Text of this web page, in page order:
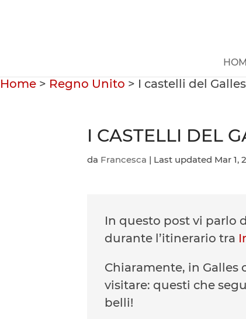
Home > Regno Unito > I castelli del
I CASTELLI DEL
da Francesca | Last updated Mar 1,
In questo post vi parlo
durante l’itinerario tra
Chiaramente, in
visitare: questi che
belli!